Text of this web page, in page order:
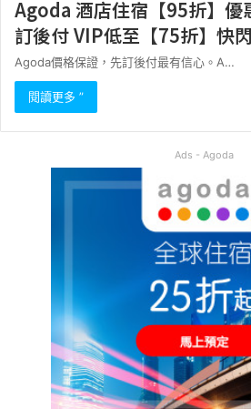
Agoda 酒店住宿【95折】優
訂後付 VIP低至【75折】快
Agoda價格保證，先訂後付最有信心。A…
閱讀更多 ”
Ads - Agoda